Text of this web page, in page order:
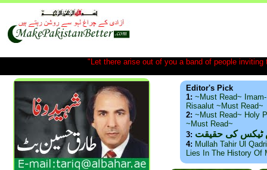
"Let there arise out of you a band of people
Editor's Pick
1: ~Must Read~
Risaalut ~Must Read~
2: ~Must Read~ Holy
~Must Read~
3: ٹیکس کی حقیقت
4: Mullah Tahir Ul
Lies In The History Of